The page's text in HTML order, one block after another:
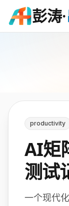
彭涛·
productivity
AI矩
测试
一个现代